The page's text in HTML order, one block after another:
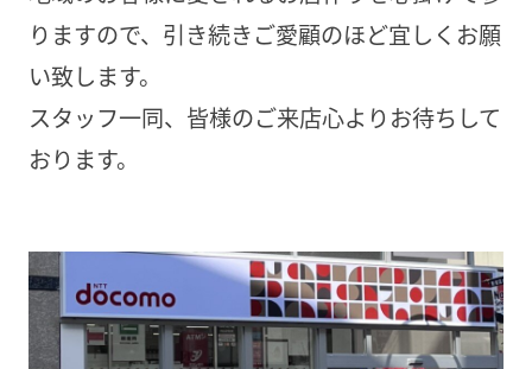
りますので、引き続きご愛顧のほど宜しくお願
い致します。
スタッフ一同、皆様のご来店心よりお待ちして
おります。